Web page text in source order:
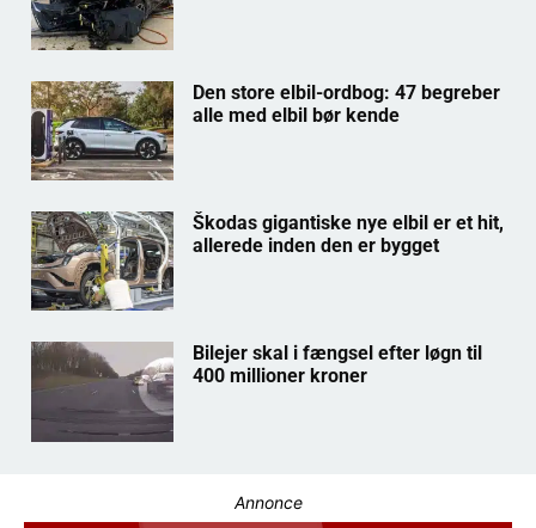
Den store elbil-ordbog: 47 begreber
alle med elbil bør kende
Škodas gigantiske nye elbil er et hit,
allerede inden den er bygget
Bilejer skal i fængsel efter løgn til
400 millioner kroner
Annonce